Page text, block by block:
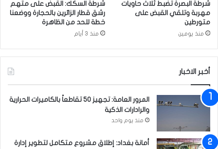
ج
م
ا
ل
ش
ي
ي
ف
ا
شرطة البصرة تضبط ثلاث حاويات
مهربة وتلقي القبض على
متورطين
منذ يومين
شرطة السكك: القبض على متهم
رشق قطار الزائرين بالحجارة ووضعنا
خطة للحد من الظاهرة
منذ 3 أيام
أخبر الاخبار
المرور العامة: تجهيز 50 تقاطعاً بالكاميرات الحرارية
والرادارات الذكية
منذ يوم واحد
أمانة بغداد: إطلاق مشروع متكامل لتطوير إدارة